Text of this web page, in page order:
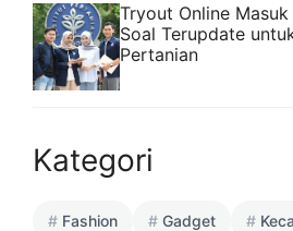
Tryout Online
Soal Terupdate
Pertanian
Kategori
Fashion Gadget